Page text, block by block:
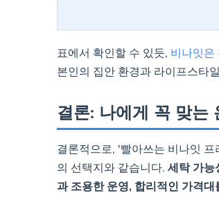
관리 시 주의사항 세
표에서 확인할 수 있듯, 비나잇은
본인의 집안 환경과 라이프스타
결론: 나에게 꼭 맞는
결론적으로, '빨아쓰는 비나잇
의 선택지와 같습니다. 세탁 가능
과 조용한 운영, 합리적인 가격